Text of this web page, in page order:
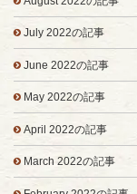
July 2022の記事
June 2022の記事
May 2022の記事
April 2022の記事
March 2022の記事